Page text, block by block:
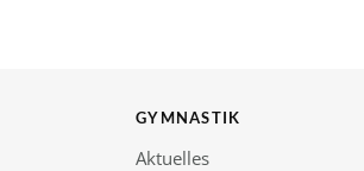
GYMNASTIK
Aktuelles